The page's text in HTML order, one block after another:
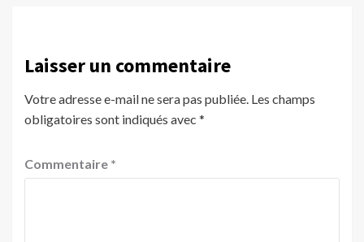
Laisser un commentaire
Votre adresse e-mail ne sera pas publiée. Les champs
obligatoires sont indiqués avec *
Commentaire *